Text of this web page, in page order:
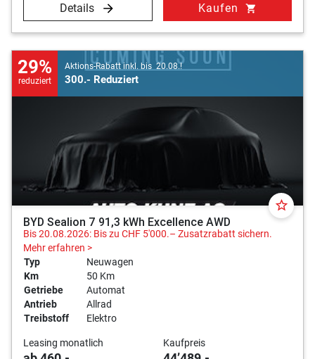
Details Kaufen shopping_cart
29%
reduziert
Aktions-Rabatt inkl. bis 20.08.!
300.- Reduziert
star_border
BYD Sealion 7 91,3 kWh Excellence AWD
Bis 20.08.2026: Bis zu CHF 5'000.– Zusatzrabatt sichern.
Mehr erfahren >
Typ
Neuwagen
Km
50 Km
Getriebe
Automat
Antrieb
Allrad
Treibstoff
Elektro
Leasing monatlich Kaufpreis